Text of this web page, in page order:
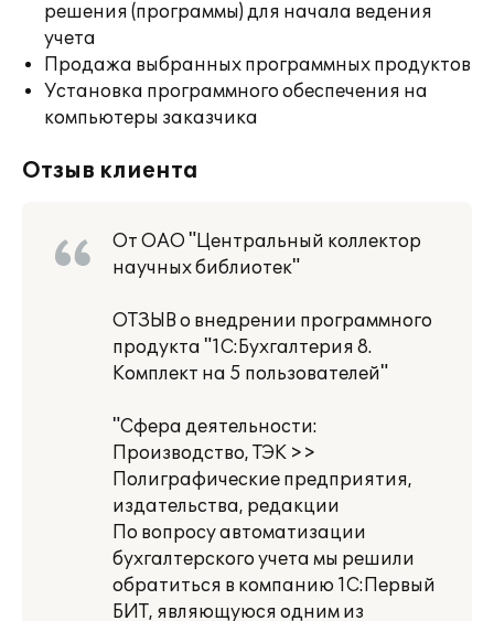
решения (программы) для начала ведения
учета
Продажа выбранных программных продуктов
Установка программного обеспечения на
компьютеры заказчика
Отзыв клиента
От ОАО "Центральный коллектор
научных библиотек"
ОТЗЫВ о внедрении программного
продукта "1С:Бухгалтерия 8.
Комплект на 5 пользователей"
"Сфера деятельности:
Производство, ТЭК >>
Полиграфические предприятия,
издательства, редакции
По вопросу автоматизации
бухгалтерского учета мы решили
обратиться в компанию 1С:Первый
БИТ, являющуюся одним из